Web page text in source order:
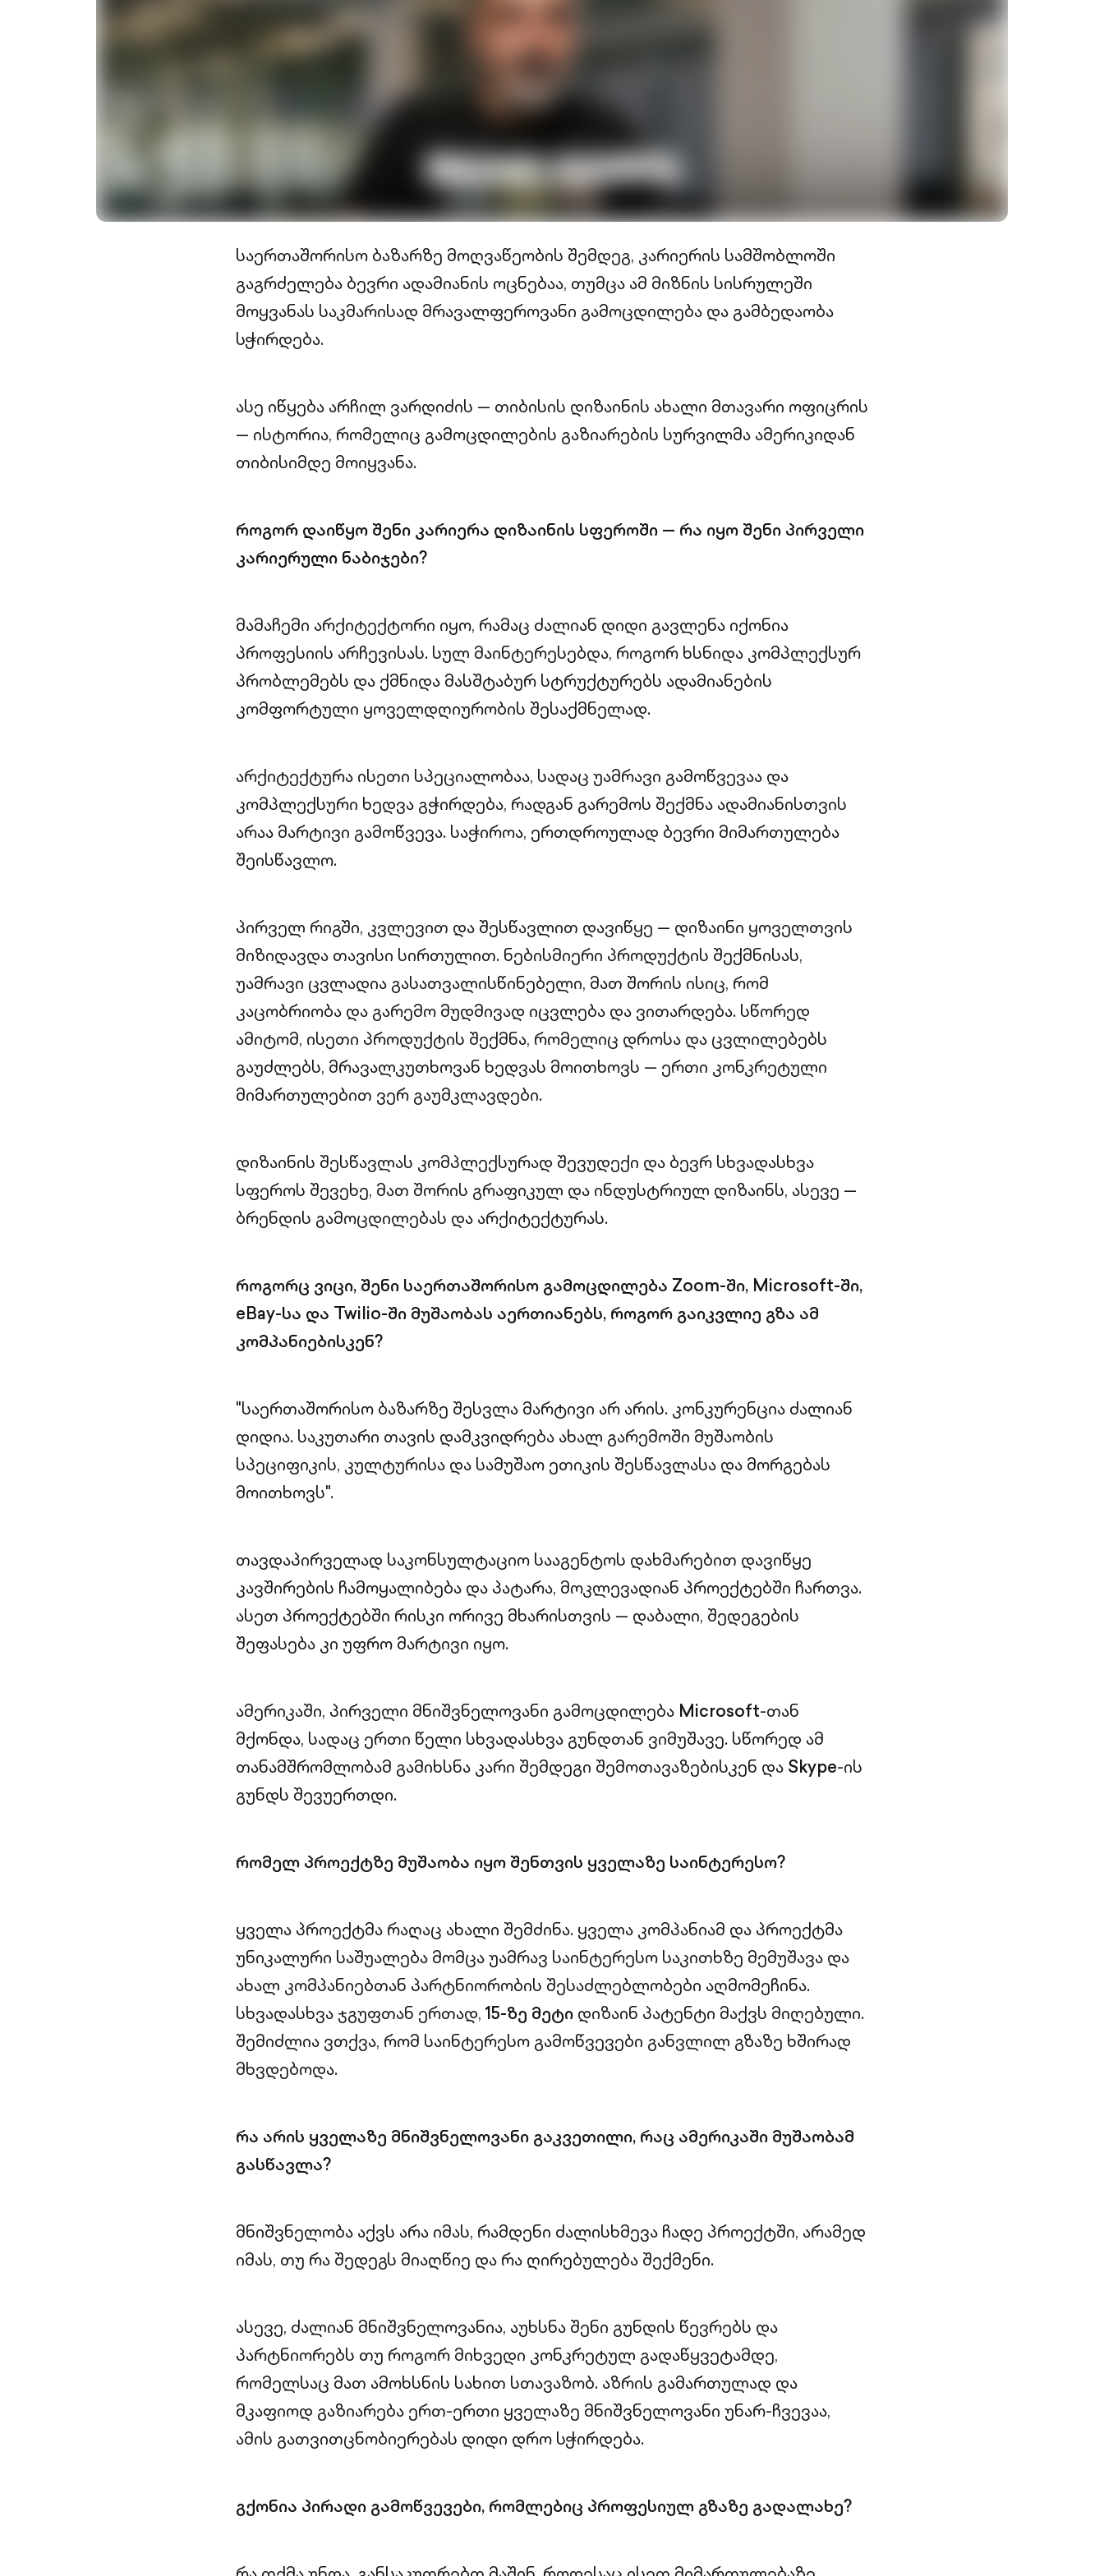
საერთაშორისო ბაზარზე მოღვაწეობის შემდეგ, კარიერის სამშობლოში
გაგრძელება ბევრი ადამიანის ოცნებაა, თუმცა ამ მიზნის სისრულეში
მოყვანას საკმარისად მრავალფეროვანი გამოცდილება და გამბედაობა
სჭირდება.
ასე იწყება არჩილ ვარდიძის — თიბისის დიზაინის ახალი მთავარი ოფიცრის
— ისტორია, რომელიც გამოცდილების გაზიარების სურვილმა ამერიკიდან
თიბისიმდე მოიყვანა.
როგორ დაიწყო შენი კარიერა დიზაინის სფეროში — რა იყო შენი პირველი
კარიერული ნაბიჯები?
მამაჩემი არქიტექტორი იყო, რამაც ძალიან დიდი გავლენა იქონია
პროფესიის არჩევისას. სულ მაინტერესებდა, როგორ ხსნიდა კომპლექსურ
პრობლემებს და ქმნიდა მასშტაბურ სტრუქტურებს ადამიანების
კომფორტული ყოველდღიურობის შესაქმნელად.
არქიტექტურა ისეთი სპეციალობაა, სადაც უამრავი გამოწვევაა და
კომპლექსური ხედვა გჭირდება, რადგან გარემოს შექმნა ადამიანისთვის
არაა მარტივი გამოწვევა. საჭიროა, ერთდროულად ბევრი მიმართულება
შეისწავლო.
პირველ რიგში, კვლევით და შესწავლით დავიწყე — დიზაინი ყოველთვის
მიზიდავდა თავისი სირთულით. ნებისმიერი პროდუქტის შექმნისას,
უამრავი ცვლადია გასათვალისწინებელი, მათ შორის ისიც, რომ
კაცობრიობა და გარემო მუდმივად იცვლება და ვითარდება. სწორედ
ამიტომ, ისეთი პროდუქტის შექმნა, რომელიც დროსა და ცვლილებებს
გაუძლებს, მრავალკუთხოვან ხედვას მოითხოვს — ერთი კონკრეტული
მიმართულებით ვერ გაუმკლავდები.
დიზაინის შესწავლას კომპლექსურად შევუდექი და ბევრ სხვადასხვა
სფეროს შევეხე, მათ შორის გრაფიკულ და ინდუსტრიულ დიზაინს, ასევე —
ბრენდის გამოცდილებას და არქიტექტურას.
როგორც ვიცი, შენი საერთაშორისო გამოცდილება Zoom-ში, Microsoft-ში,
eBay-სა და Twilio-ში მუშაობას აერთიანებს, როგორ გაიკვლიე გზა ამ
კომპანიებისკენ?
"საერთაშორისო ბაზარზე შესვლა მარტივი არ არის. კონკურენცია ძალიან
დიდია. საკუთარი თავის დამკვიდრება ახალ გარემოში მუშაობის
სპეციფიკის, კულტურისა და სამუშაო ეთიკის შესწავლასა და მორგებას
მოითხოვს".
თავდაპირველად საკონსულტაციო სააგენტოს დახმარებით დავიწყე
კავშირების ჩამოყალიბება და პატარა, მოკლევადიან პროექტებში ჩართვა.
ასეთ პროექტებში რისკი ორივე მხარისთვის — დაბალი, შედეგების
შეფასება კი უფრო მარტივი იყო.
ამერიკაში, პირველი მნიშვნელოვანი გამოცდილება Microsoft-თან
მქონდა, სადაც ერთი წელი სხვადასხვა გუნდთან ვიმუშავე. სწორედ ამ
თანამშრომლობამ გამიხსნა კარი შემდეგი შემოთავაზებისკენ და Skype-ის
გუნდს შევუერთდი.
რომელ პროექტზე მუშაობა იყო შენთვის ყველაზე საინტერესო?
ყველა პროექტმა რაღაც ახალი შემძინა. ყველა კომპანიამ და პროექტმა
უნიკალური საშუალება მომცა უამრავ საინტერესო საკითხზე მემუშავა და
ახალ კომპანიებთან პარტნიორობის შესაძლებლობები აღმომეჩინა.
სხვადასხვა ჯგუფთან ერთად,15-ზე მეტი დიზაინ პატენტი მაქვს მიღებული.
შემიძლია ვთქვა, რომ საინტერესო გამოწვევები განვლილ გზაზე ხშირად
მხვდებოდა.
რა არის ყველაზე მნიშვნელოვანი გაკვეთილი, რაც ამერიკაში მუშაობამ
გასწავლა?
მნიშვნელობა აქვს არა იმას, რამდენი ძალისხმევა ჩადე პროექტში, არამედ
იმას, თუ რა შედეგს მიაღწიე და რა ღირებულება შექმენი.
ასევე, ძალიან მნიშვნელოვანია, აუხსნა შენი გუნდის წევრებს და
პარტნიორებს თუ როგორ მიხვედი კონკრეტულ გადაწყვეტამდე,
რომელსაც მათ ამოხსნის სახით სთავაზობ. აზრის გამართულად და
მკაფიოდ გაზიარება ერთ-ერთი ყველაზე მნიშვნელოვანი უნარ-ჩვევაა,
ამის გათვითცნობიერებას დიდი დრო სჭირდება.
გქონია პირადი გამოწვევები, რომლებიც პროფესიულ გზაზე გადალახე?